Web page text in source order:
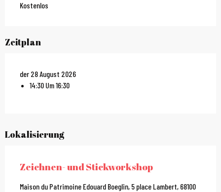
Kostenlos
Zeitplan
der 28 August 2026
14:30 Um 16:30
Lokalisierung
Zeichnen- und Stickworkshop
Maison du Patrimoine Edouard Boeglin, 5 place Lambert, 68100